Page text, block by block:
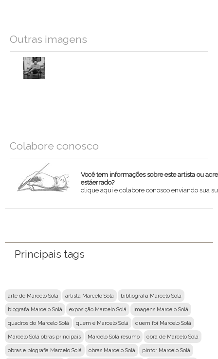
Outras imagens
Colabore conosco
Você tem informações sobre este artista ou
estáerrado?
clique aqui e colabore conosco enviando sua
Principais tags
arte de Marcelo Solá artista Marcelo Solá bibliografia Marcelo Solá
biografia Marcelo Solá exposição Marcelo Solá imagens Marcelo Solá
quadros do Marcelo Solá quem é Marcelo Solá quem foi Marcelo Solá
Marcelo Solá obras principais Marcelo Solá resumo obra de Marcelo Solá
obras e biografia Marcelo Solá obras Marcelo Solá pintor Marcelo Solá